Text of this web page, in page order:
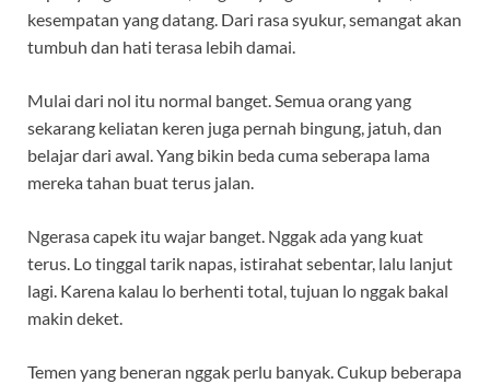
kesempatan yang datang. Dari rasa syukur, semangat akan
tumbuh dan hati terasa lebih damai.
Mulai dari nol itu normal banget. Semua orang yang
sekarang keliatan keren juga pernah bingung, jatuh, dan
belajar dari awal. Yang bikin beda cuma seberapa lama
mereka tahan buat terus jalan.
Ngerasa capek itu wajar banget. Nggak ada yang kuat
terus. Lo tinggal tarik napas, istirahat sebentar, lalu lanjut
lagi. Karena kalau lo berhenti total, tujuan lo nggak bakal
makin deket.
Temen yang beneran nggak perlu banyak. Cukup beberapa